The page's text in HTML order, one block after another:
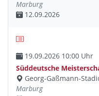
Marburg
12.09.2026
19.09.2026 10:00 Uhr
Süddeutsche
Georg-Gaßmann-
Marburg